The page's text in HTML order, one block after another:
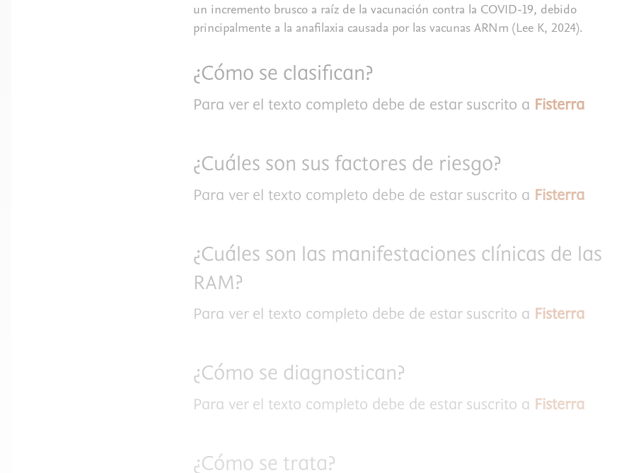
un incremento brusco a raíz de la vacunación contra la COVID-19, debido
principalmente a la anafilaxia causada por las vacunas ARNm (Lee K, 2024).
¿Cómo se clasifican?
Para ver el texto completo debe de estar suscrito a Fisterra
¿Cuáles son sus factores de riesgo?
Para ver el texto completo debe de estar suscrito a Fisterra
¿Cuáles son las manifestaciones clínicas de las
RAM?
Para ver el texto completo debe de estar suscrito a Fisterra
¿Cómo se diagnostican?
Para ver el texto completo debe de estar suscrito a Fisterra
¿Cómo se trata?